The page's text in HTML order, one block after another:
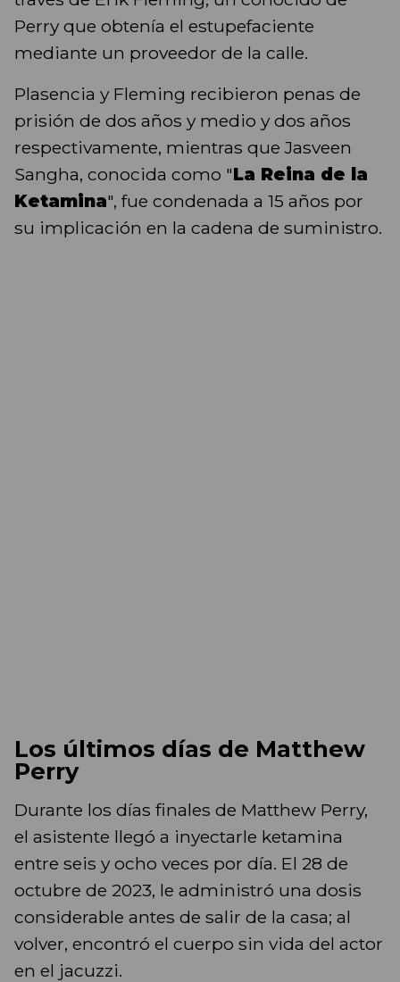
Perry que obtenía el estupefaciente
mediante un proveedor de la calle.
Plasencia y Fleming recibieron penas de
prisión de dos años y medio y dos años
respectivamente, mientras que Jasveen
Sangha, conocida como "La Reina de la
Ketamina", fue condenada a 15 años por
su implicación en la cadena de suministro.
Los últimos días de Matthew
Perry
Durante los días finales de Matthew Perry,
el asistente llegó a inyectarle ketamina
entre seis y ocho veces por día. El 28 de
octubre de 2023, le administró una dosis
considerable antes de salir de la casa; al
volver, encontró el cuerpo sin vida del actor
en el jacuzzi.